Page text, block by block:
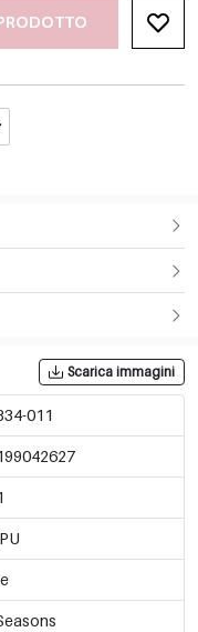
Scarica immagini
011